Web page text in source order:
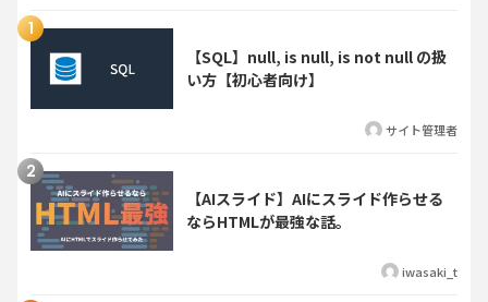
【SQL】null, is null, is not null の扱
い方【初心者向け】
サイト管理者
【AIスライド】AIにスライド作らせる
ならHTMLが最強な話。
iwasaki_t